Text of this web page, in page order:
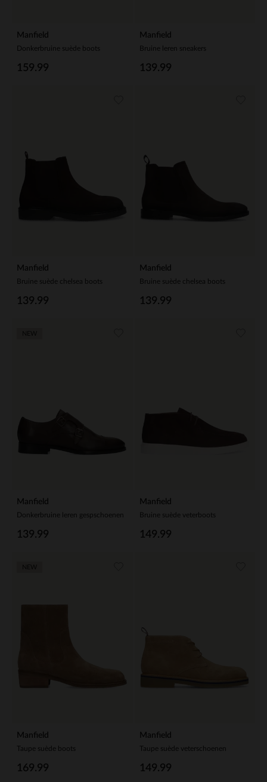
Manfield
Donkerbruine suède boots
159.99
Manfield
Bruine leren sneakers
139.99
Manfield
Bruine suède chelsea boots
139.99
Manfield
Bruine suède chelsea boots
139.99
Manfield
Donkerbruine leren gespschoenen
139.99
Manfield
Bruine suède veterboots
149.99
Manfield
Taupe suède boots
169.99
Manfield
Taupe suède veterschoenen
149.99